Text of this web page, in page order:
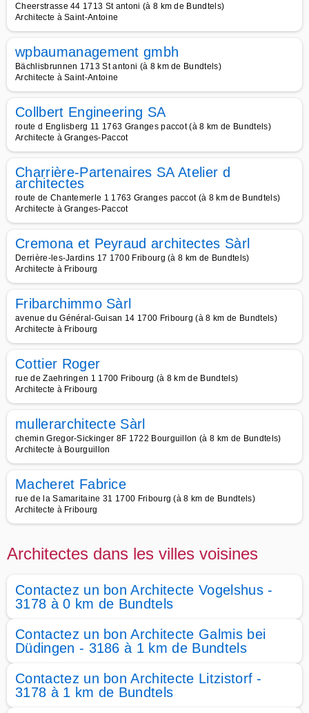
Cheerstrasse 44 1713 St antoni (à 8 km de Bundtels)
Architecte à Saint-Antoine
wpbaumanagement gmbh
Bächlisbrunnen 1713 St antoni (à 8 km de Bundtels)
Architecte à Saint-Antoine
Collbert Engineering SA
route d Englisberg 11 1763 Granges paccot (à 8 km de Bundtels)
Architecte à Granges-Paccot
Charrière-Partenaires SA Atelier d
architectes
route de Chantemerle 1 1763 Granges paccot (à 8 km de Bundtels)
Architecte à Granges-Paccot
Cremona et Peyraud architectes Sàrl
Derrière-les-Jardins 17 1700 Fribourg (à 8 km de Bundtels)
Architecte à Fribourg
Fribarchimmo Sàrl
avenue du Général-Guisan 14 1700 Fribourg (à 8 km de Bundtels)
Architecte à Fribourg
Cottier Roger
rue de Zaehringen 1 1700 Fribourg (à 8 km de Bundtels)
Architecte à Fribourg
mullerarchitecte Sàrl
chemin Gregor-Sickinger 8F 1722 Bourguillon (à 8 km de Bundtels)
Architecte à Bourguillon
Macheret Fabrice
rue de la Samaritaine 31 1700 Fribourg (à 8 km de Bundtels)
Architecte à Fribourg
Architectes dans les villes voisines
Contactez un bon Architecte Vogelshus -
3178 à 0 km de Bundtels
Contactez un bon Architecte Galmis bei
Düdingen - 3186 à 1 km de Bundtels
Contactez un bon Architecte Litzistorf -
3178 à 1 km de Bundtels